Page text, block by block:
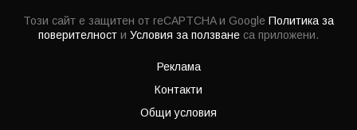
Този сайт е защитен от reCAPTCHA и Google Политика за
поверителност и Условия за ползване са приложени.
Реклама
Контакти
Общи условия